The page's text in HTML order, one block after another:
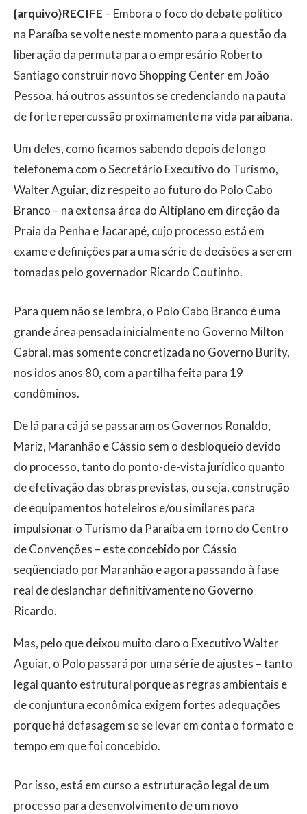
{arquivo}RECIFE – Embora o foco do debate político
na Paraíba se volte neste momento para a questão da
liberação da permuta para o empresário Roberto
Santiago construir novo Shopping Center em João
Pessoa, há outros assuntos se credenciando na pauta
de forte repercussão proximamente na vida paraibana.
Um deles, como ficamos sabendo depois de longo
telefonema com o Secretário Executivo do Turismo,
Walter Aguiar, diz respeito ao futuro do Polo Cabo
Branco – na extensa área do Altiplano em direção da
Praia da Penha e Jacarapé, cujo processo está em
exame e definições para uma série de decisões a serem
tomadas pelo governador Ricardo Coutinho.
Para quem não se lembra, o Polo Cabo Branco é uma
grande área pensada inicialmente no Governo Milton
Cabral, mas somente concretizada no Governo Burity,
nos idos anos 80, com a partilha feita para 19
condôminos.
De lá para cá já se passaram os Governos Ronaldo,
Mariz, Maranhão e Cássio sem o desbloqueio devido
do processo, tanto do ponto-de-vista jurídico quanto
de efetivação das obras previstas, ou seja, construção
de equipamentos hoteleiros e/ou similares para
impulsionar o Turismo da Paraíba em torno do Centro
de Convenções – este concebido por Cássio
seqüenciado por Maranhão e agora passando à fase
real de deslanchar definitivamente no Governo
Ricardo.
Mas, pelo que deixou muito claro o Executivo Walter
Aguiar, o Polo passará por uma série de ajustes – tanto
legal quanto estrutural porque as regras ambientais e
de conjuntura econômica exigem fortes adequações
porque há defasagem se se levar em conta o formato e
tempo em que foi concebido.
Por isso, está em curso a estruturação legal de um
processo para desenvolvimento de um novo